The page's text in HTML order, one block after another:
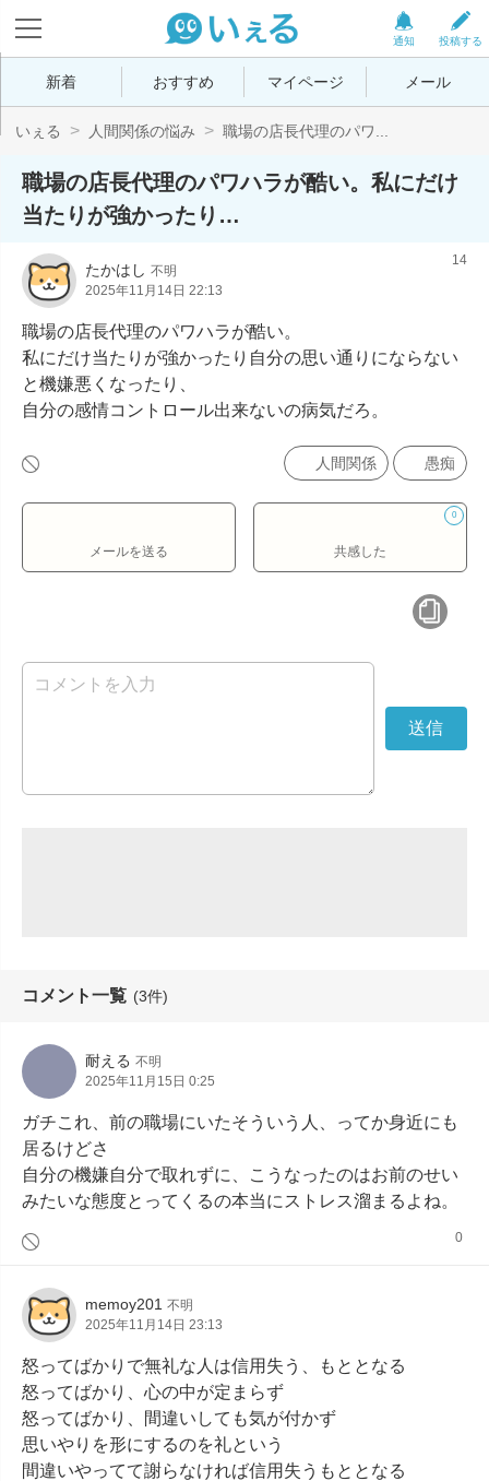
投稿する
通知
新着 おすすめ マイページ メール
いぇる 人間関係の悩み 職場の店長代理のパワ...
職場の店長代理のパワハラが酷い。私にだけ
当たりが強かったり…
たかはし 不明
2025年11月14日 22:13
14
職場の店長代理のパワハラが酷い。
私にだけ当たりが強かったり自分の思い通りにならない
と機嫌悪くなったり、
自分の感情コントロール出来ないの病気だろ。
人間関係 愚痴
メールを送る
0
共感した
コメント一覧 (3件)
耐える 不明
2025年11月15日 0:25
ガチこれ、前の職場にいたそういう人、ってか身近にも
居るけどさ
自分の機嫌自分で取れずに、こうなったのはお前のせい
みたいな態度とってくるの本当にストレス溜まるよね。
0
memoy201 不明
2025年11月14日 23:13
怒ってばかりで無礼な人は信用失う、もととなる
怒ってばかり、心の中が定まらず
怒ってばかり、間違いしても気が付かず
思いやりを形にするのを礼という
間違いやってて謝らなければ信用失うもととなる